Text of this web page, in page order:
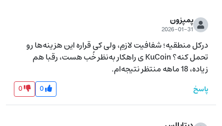
پمپزون
2026-01-31
زیاده، 18 ماهه منتظر نتیجه‌ام.
پاسخ 0
0